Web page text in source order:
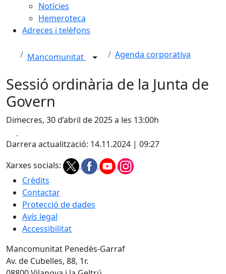
Notícies
Hemeroteca
Adreces i telèfons
Mancomunitat Agenda corporativa
Sessió ordinària de la Junta de
Govern
Dimecres, 30 d’abril de 2025 a les 13:00h
Darrera actualització: 14.11.2024 | 09:27
Xarxes socials:
Crèdits
Contactar
Protecció de dades
Avís legal
Accessibilitat
Mancomunitat Penedès-Garraf
Av. de Cubelles, 88, 1r.